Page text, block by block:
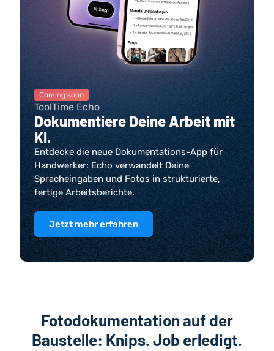
Coming soon
ToolTime Echo
Dokumentiere Deine Arbeit mit
KI.
Entdecke die neue Dokumentations-App für
Handwerker: Echo verwandelt Deine
Spracheingaben und Fotos in strukturierte,
fertige Arbeitsberichte.
Jetzt mehr erfahren
Fotodokumentation auf der
Baustelle: Knips. Job erledigt.